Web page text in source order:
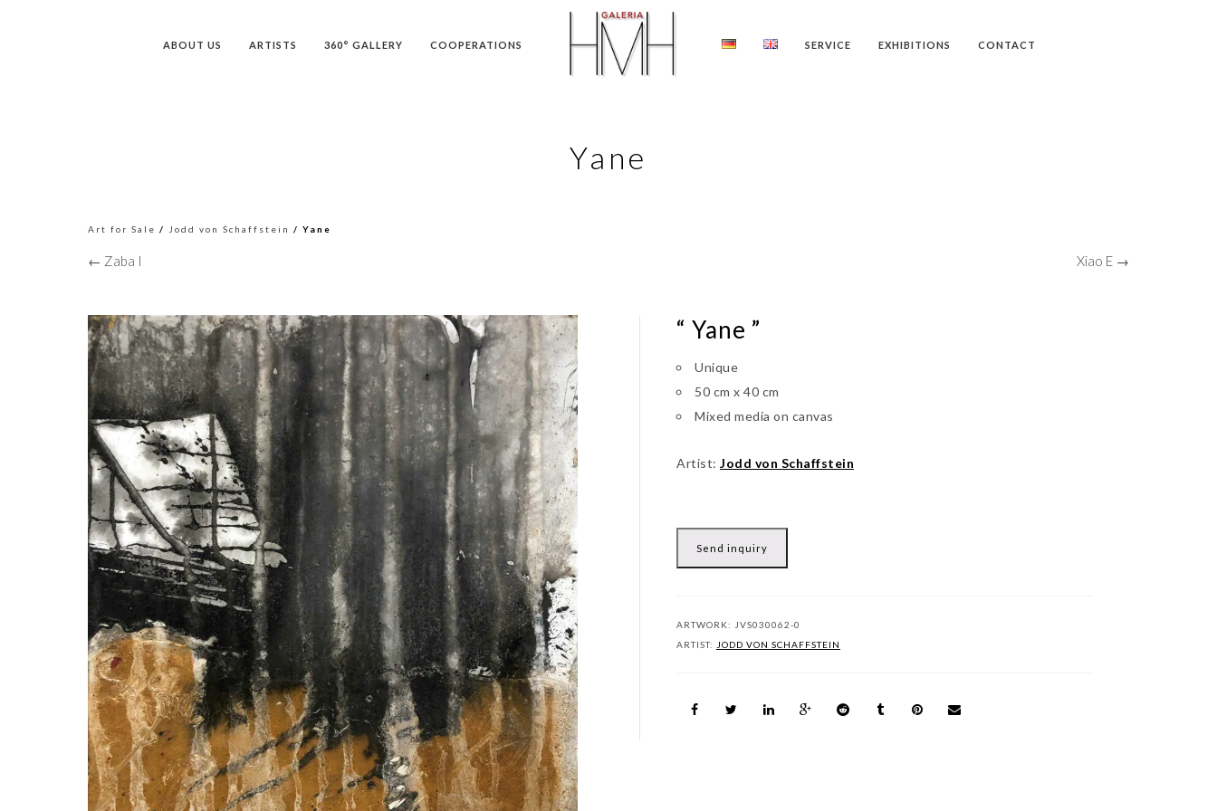
ABOUT US ARTISTS 360° GALLERY COOPERATIONS SERVICE EXHIBITIONS CONTACT
Yane
Art for Sale / Jodd von Schaffstein / Yane
← Zaba I Xiao E →
“ Yane ”
Unique
50 cm x 40 cm
Mixed media on canvas
Artist: Jodd von Schaffstein
Send inquiry
ARTWORK: JVS030062-0
ARTIST: JODD VON SCHAFFSTEIN